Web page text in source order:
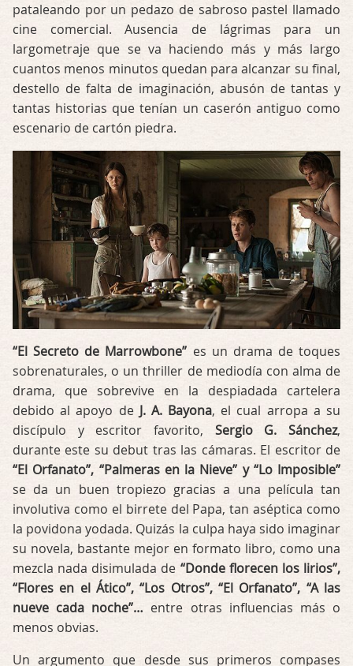
pataleando por un pedazo de sabroso pastel llamado
cine comercial. Ausencia de lágrimas para un
largometraje que se va haciendo más y más largo
cuantos menos minutos quedan para alcanzar su final,
destello de falta de imaginación, abusón de tantas y
tantas historias que tenían un caserón antiguo como
escenario de cartón piedra.
“El Secreto de Marrowbone” es un drama de toques
sobrenaturales, o un thriller de mediodía con alma de
drama, que sobrevive en la despiadada cartelera
debido al apoyo de J. A. Bayona, el cual arropa a su
discípulo y escritor favorito, Sergio G. Sánchez,
durante este su debut tras las cámaras. El escritor de
“El Orfanato”, “Palmeras en la Nieve” y “Lo Imposible”
se da un buen tropiezo gracias a una película tan
involutiva como el birrete del Papa, tan aséptica como
la povidona yodada. Quizás la culpa haya sido imaginar
su novela, bastante mejor en formato libro, como una
mezcla nada disimulada de “Donde florecen los lirios”,
“Flores en el Ático”, “Los Otros”, “El Orfanato”, “A las
nueve cada noche”… entre otras influencias más o
menos obvias.
Un argumento que desde sus primeros compases